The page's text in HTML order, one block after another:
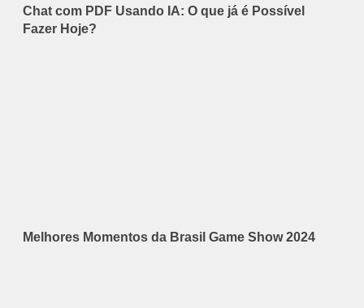
Chat com PDF Usando IA: O que já é Possível
Fazer Hoje?
Melhores Momentos da Brasil Game Show 2024